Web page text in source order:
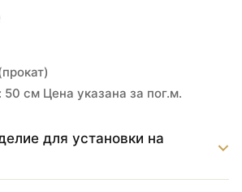
см Цена указана за пог.м.
для установки на